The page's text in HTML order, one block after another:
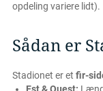
opdeling variere lidt).
Sådan er
Stadionet er et fir-